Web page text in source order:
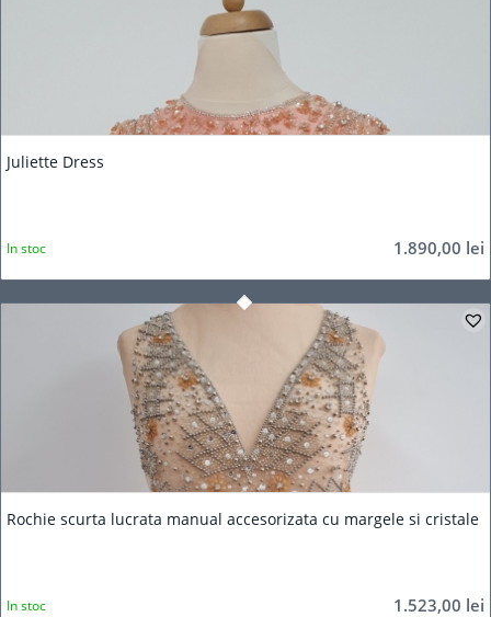
Juliette Dress
1.890,00 lei
In stoc
5.00
Rochie scurta lucrata manual accesorizata cu margele si cristale
1.523,00 lei
In stoc